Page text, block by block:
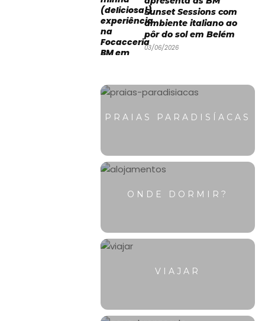
Sunset Sessions com
ambiente italiano ao
pôr do sol em Belém
03/06/2026
PRAIAS PARADISÍACAS
ONDE DORMIR?
VIAJAR